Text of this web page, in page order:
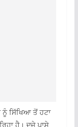
ਸਿੱਖਿਆ ਤੋਂ ਹਟਾ
ਹੈ। ਦੂਜੇ ਪਾਸੇ